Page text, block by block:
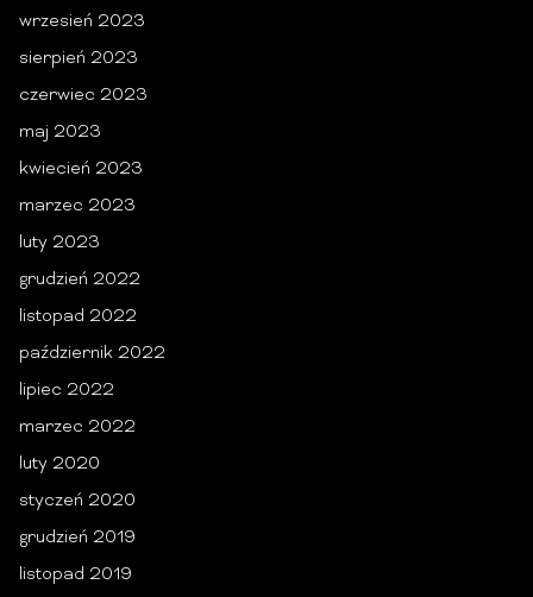
wrzesień 2023
sierpień 2023
czerwiec 2023
maj 2023
kwiecień 2023
marzec 2023
luty 2023
grudzień 2022
listopad 2022
październik 2022
lipiec 2022
marzec 2022
luty 2020
styczeń 2020
grudzień 2019
listopad 2019